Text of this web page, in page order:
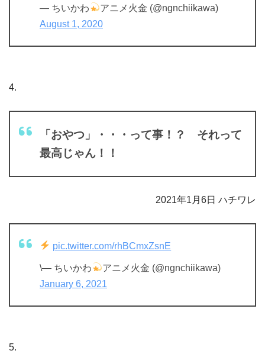
— ちいかわ
アニメ火金 (@ngnchiikawa)
August 1, 2020
4.
「おやつ」・・・って事！？ それって
最高じゃん！！
2021年1月6日 ハチワレ
pic.twitter.com/rhBCmxZsnE
\— ちいかわ
アニメ火金 (@ngnchiikawa)
January 6, 2021
5.